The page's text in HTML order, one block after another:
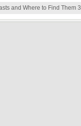
and Where to Find Them 3